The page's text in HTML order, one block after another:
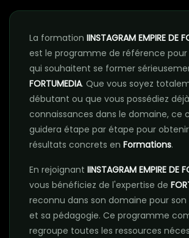
La formation IINSTAGRAM EMPIRE DE
est le programme de référence
qui souhaitent se former
FORTUMEDIA. Que vous soyez
débutant ou que vous possédiez
connaissances dans le domaine, ce
guidera étape par étape pour
résultats concrets en Formations.
En rejoignant IINSTAGRAM EMPIRE DE
vous bénéficiez de l'expertise de
reconnu dans son domaine pour
et sa pédagogie. Ce programme
regroupe toutes les ressources